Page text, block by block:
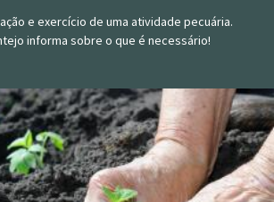
e exercício de uma atividade pecuária.
informa sobre o que é necessário!